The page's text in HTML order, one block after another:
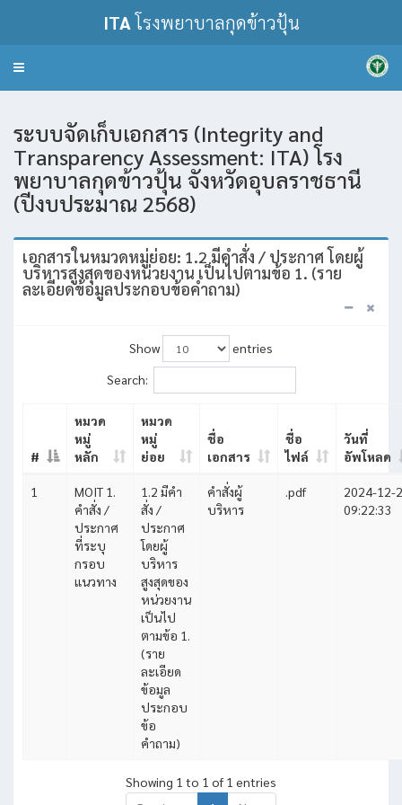
ITAโรงพยาบาลกุดข้าวปุ้น
Toggle
ระบบจัดเก็บเอกสาร (Integrity and
Transparency Assessment: ITA) โรง
พยาบาลกุดข้าวปุ้น จังหวัดอุบลราชธานี
(ปีงบประมาณ 2568)
เอกสารในหมวดหมู่ย่อย: 1.2 มีคำสั่ง / ประกาศ โดยผู้
บริหารสูงสุดของหน่วยงาน เป็นไปตามข้อ 1. (ราย
ละเอียดข้อมูลประกอบข้อคำถาม)
Show
entries
Search:
#
หมวด
หมู่
หลัก
หมวด
หมู่
ย่อย
ชื่อ
เอกสาร
ชื่อ
ไฟล์
วันที่
อัพโหลด
1
MOIT 1.
คำสั่ง /
ประกาศ
ที่ระบุ
กรอบ
แนวทาง
1.2 มีคำ
สั่ง /
ประกาศ
โดยผู้
บริหาร
สูงสุดของ
หน่วยงาน
เป็นไป
ตามข้อ 1.
(ราย
ละเอียด
ข้อมูล
ประกอบ
ข้อ
คำถาม)
คำสั่งผู้
บริหาร
.pdf
2024-12-
09:22:33
Showing 1 to 1 of 1 entries